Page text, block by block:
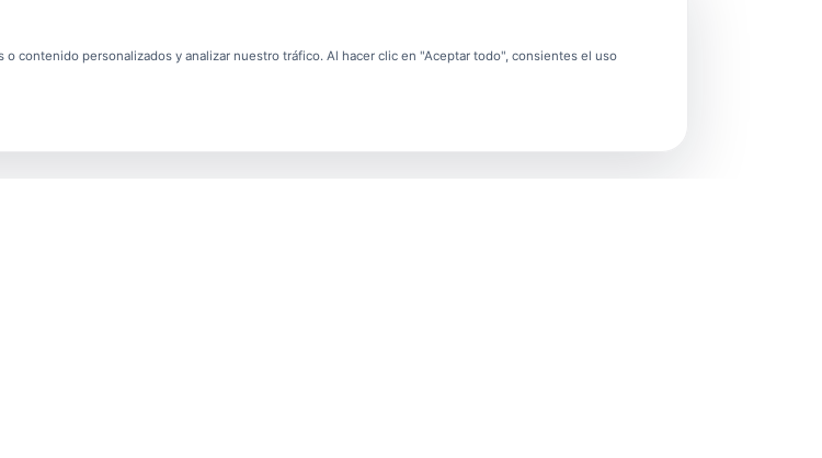
contenido personalizados y analizar nuestro tráfico. Al hacer clic en "Aceptar todo", consientes el uso